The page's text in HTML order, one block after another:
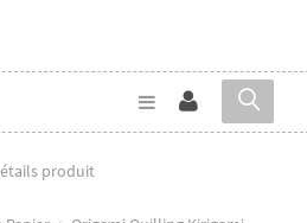
produit